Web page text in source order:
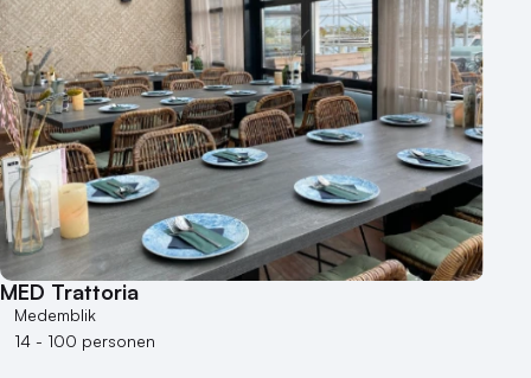
500+ personen
Bijzondere locaties
Buitenlocatie
Duurzame locatie
Groene locatie
Heisessie
Hotel
Hybride events
Industriële locatie
Kasteel en landgoed
MED Trattoria
Medemblik
14 - 100 personen